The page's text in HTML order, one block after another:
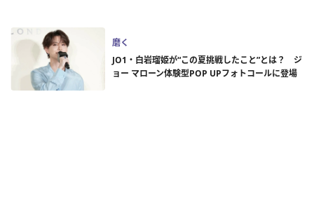
磨く
JO1・白岩瑠姫が“この夏挑戦したこと”とは？ ジ
ョー マローン体験型POP UPフォトコールに登場